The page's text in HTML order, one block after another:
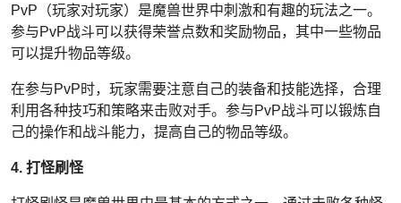
PvP（玩家对玩家）是魔兽世界中刺激和有趣的玩法之一。
参与PvP战斗可以获得荣誉点数和奖励物品，其中一些物品
可以提升物品等级。
在参与PvP时，玩家需要注意自己的装备和技能选择，合理
利用各种技巧和策略来击败对手。参与PvP战斗可以锻炼自
己的操作和战斗能力，提高自己的物品等级。
4. 打怪刷怪